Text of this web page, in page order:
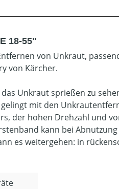
18-55"
von Unkraut,
von Kärcher.
Unkraut sprießen zu
mit den
der hohen Drehzahl und
kann bei
es weitergehen: in